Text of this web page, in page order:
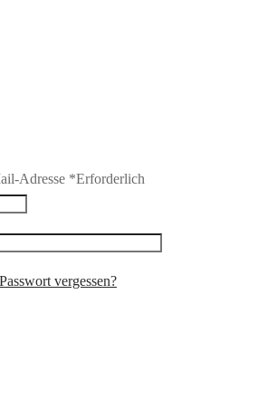
Adresse *Erforderlich
Passwort vergessen?